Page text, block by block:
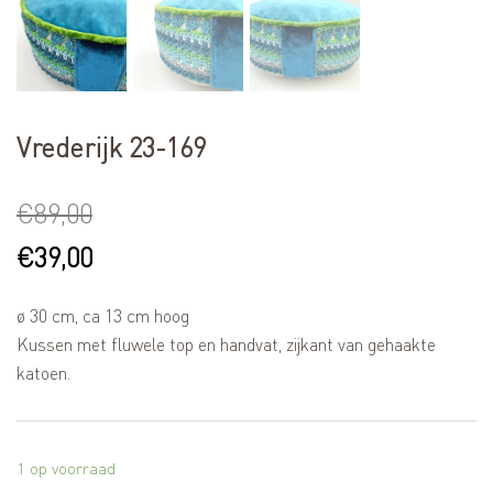
Vrederijk 23-169
€89,00
€39,00
ø 30 cm, ca 13 cm hoog
Kussen met fluwele top en handvat, zijkant van gehaakte
katoen.
1 op voorraad